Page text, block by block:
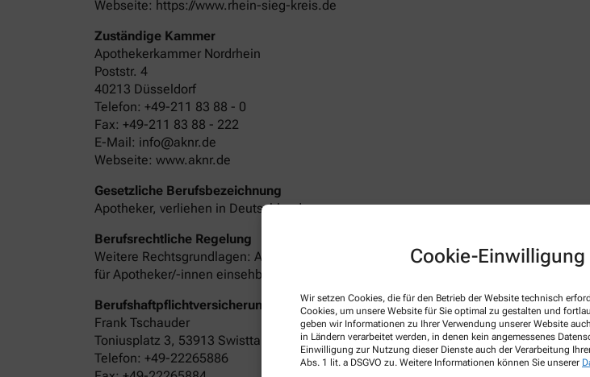
Cookie-Einwilligung
Wir setzen Cookies, die für den Betrieb der Website technisch
Cookies, um unsere Website für Sie optimal zu gestalten und
geben wir Informationen zu Ihrer Verwendung unserer Website
in Ländern verarbeitet werden, in denen kein angemessenes
Einwilligung zur Nutzung dieser Dienste auch der Verarbeitung
Abs. 1 lit. a DSGVO zu. Weitere Informationen können Sie unserer
Webseite: https://www.rhein-sieg-kreis.de
Zuständige Kammer
Apothekerkammer Nordrhein
Poststr. 4
40213 Düsseldorf
Telefon: +49-211 83 88 - 0
Fax: +49-211 83 88 - 222
E-Mail: info@aknr.de
Webseite: www.aknr.de
Gesetzliche Berufsbezeichnung
Apotheker, verliehen in Deutschland
Berufsrechtliche Regelung
Weitere Rechtsgrundlagen: Apothekengesetz, Apothekenbetriebsordnung,
für Apotheker/-innen einsehbar auf der Internetseite des Bundesvereinigung
Berufshaftpflichtversicherung mit Anschrift, gültig im Geltungsbereich des
Frank Tschauder
Toniusplatz 3, 53913 Swisttal
Telefon: +49-22265886